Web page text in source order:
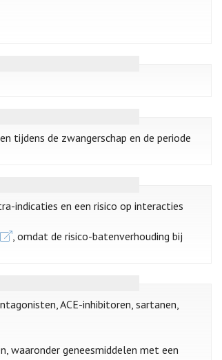
tijdens de zwangerschap en de periode
indicaties en een risico op interacties
, omdat de risico-batenverhouding bij
ACE-inhibitoren, sartanen,
waaronder geneesmiddelen met een